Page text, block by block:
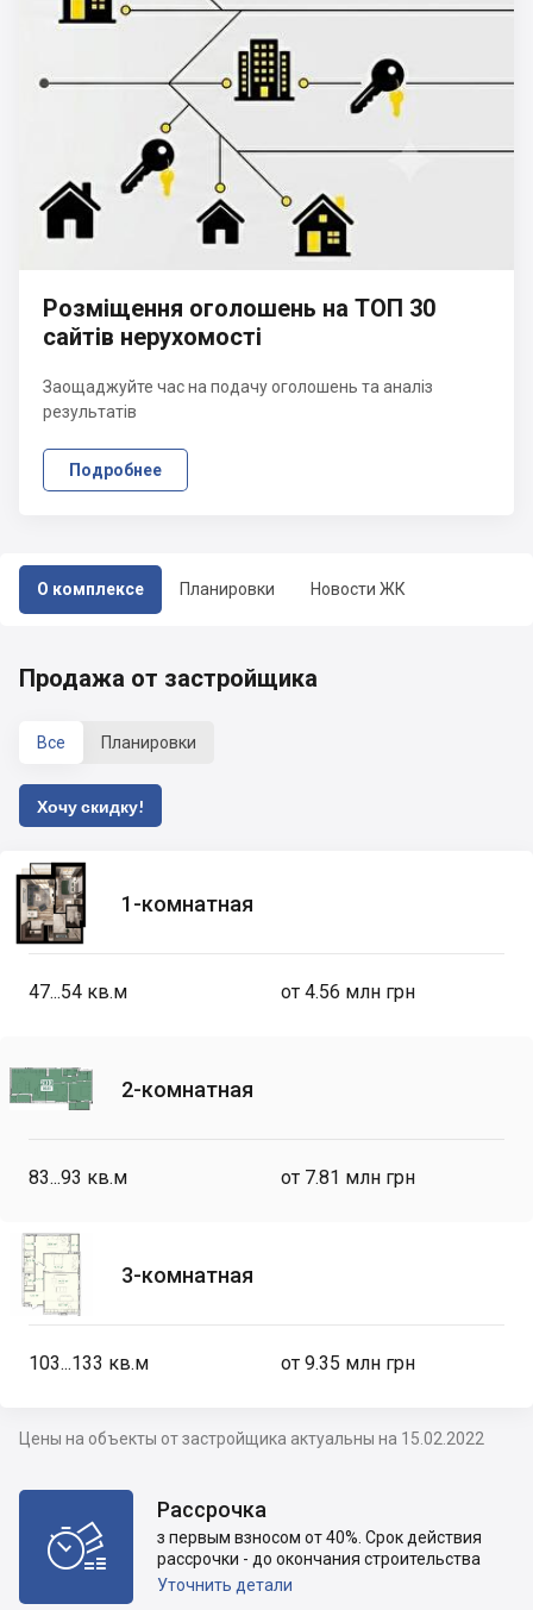
О комплексе Планировки Новости ЖК
Розміщення оголошень на ТОП 30
сайтів нерухомості
Заощаджуйте час на подачу оголошень та аналіз
результатів
Подробнее
Продажа от застройщика
Все Планировки
Хочу скидку!
1-комнатная
47...54 кв.м от 4.56 млн грн
2-комнатная
83...93 кв.м от 7.81 млн грн
3-комнатная
103...133 кв.м от 9.35 млн грн
Цены на объекты от застройщика актуальны на 15.02.2022

Рассрочка
з первым взносом от 40%. Срок действия
рассрочки - до окончания строительства
Уточнить детали